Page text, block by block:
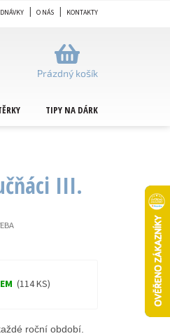
O NÁS KONTAKTY
NÁKUPNÍ
KOŠÍK
Prázdný košík
TIPY NA DÁRKY
III.
(114 KS)
roční období.